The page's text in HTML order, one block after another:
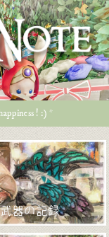
! :) *
武器の記録